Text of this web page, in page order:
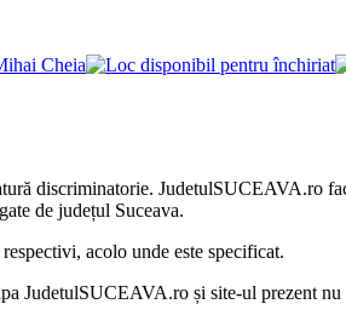
discriminatorie. JudetulSUCEAVA.ro
de județul Suceava.
acolo unde este specificat.
JudetulSUCEAVA.ro și site-ul prezent